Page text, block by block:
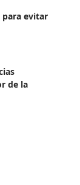
para evitar
de la